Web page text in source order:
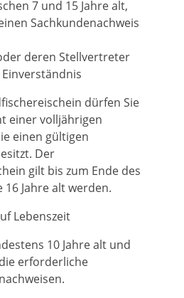
7 und 15 Jahre alt,
Sachkundenachweis
deren Stellvertreter
dürfen Sie
einer volljährigen
einen gültigen
Der
gilt bis zum Ende des
16 Jahre alt werden.
Lebenszeit
10 Jahre alt und
erforderliche